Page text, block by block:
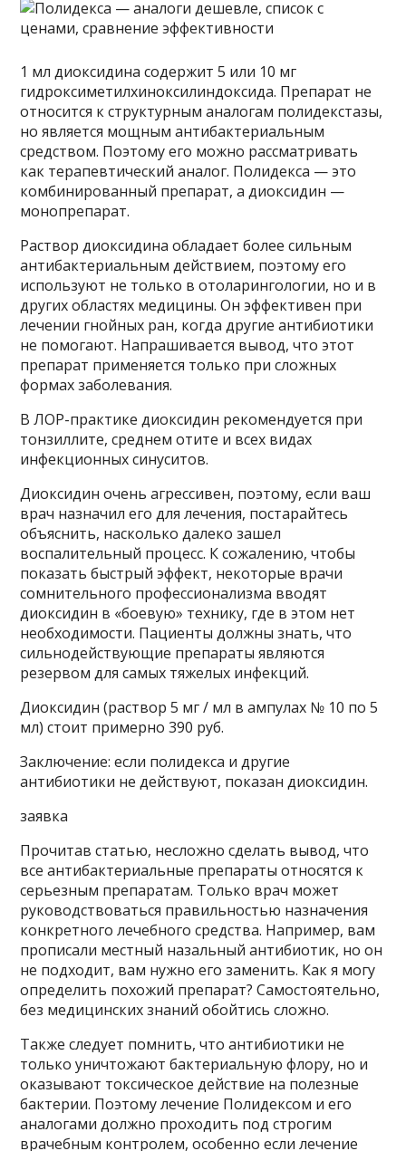
1 мл диоксидина содержит 5 или 10 мг
гидроксиметилхиноксилиндоксида. Препарат не
относится к структурным аналогам полидекстазы,
но является мощным антибактериальным
средством. Поэтому его можно рассматривать
как терапевтический аналог. Полидекса — это
комбинированный препарат, а диоксидин —
монопрепарат.
Раствор диоксидина обладает более сильным
антибактериальным действием, поэтому его
используют не только в отоларингологии, но и в
других областях медицины. Он эффективен при
лечении гнойных ран, когда другие антибиотики
не помогают. Напрашивается вывод, что этот
препарат применяется только при сложных
формах заболевания.
В ЛОР-практике диоксидин рекомендуется при
тонзиллите, среднем отите и всех видах
инфекционных синуситов.
Диоксидин очень агрессивен, поэтому, если ваш
врач назначил его для лечения, постарайтесь
объяснить, насколько далеко зашел
воспалительный процесс. К сожалению, чтобы
показать быстрый эффект, некоторые врачи
сомнительного профессионализма вводят
диоксидин в «боевую» технику, где в этом нет
необходимости. Пациенты должны знать, что
сильнодействующие препараты являются
резервом для самых тяжелых инфекций.
Диоксидин (раствор 5 мг / мл в ампулах № 10 по 5
мл) стоит примерно 390 руб.
Заключение: если полидекса и другие
антибиотики не действуют, показан диоксидин.
заявка
Прочитав статью, несложно сделать вывод, что
все антибактериальные препараты относятся к
серьезным препаратам. Только врач может
руководствоваться правильностью назначения
конкретного лечебного средства. Например, вам
прописали местный назальный антибиотик, но он
не подходит, вам нужно его заменить. Как я могу
определить похожий препарат? Самостоятельно,
без медицинских знаний обойтись сложно.
Также следует помнить, что антибиотики не
только уничтожают бактериальную флору, но и
оказывают токсическое действие на полезные
бактерии. Поэтому лечение Полидексом и его
аналогами должно проходить под строгим
врачебным контролем, особенно если лечение